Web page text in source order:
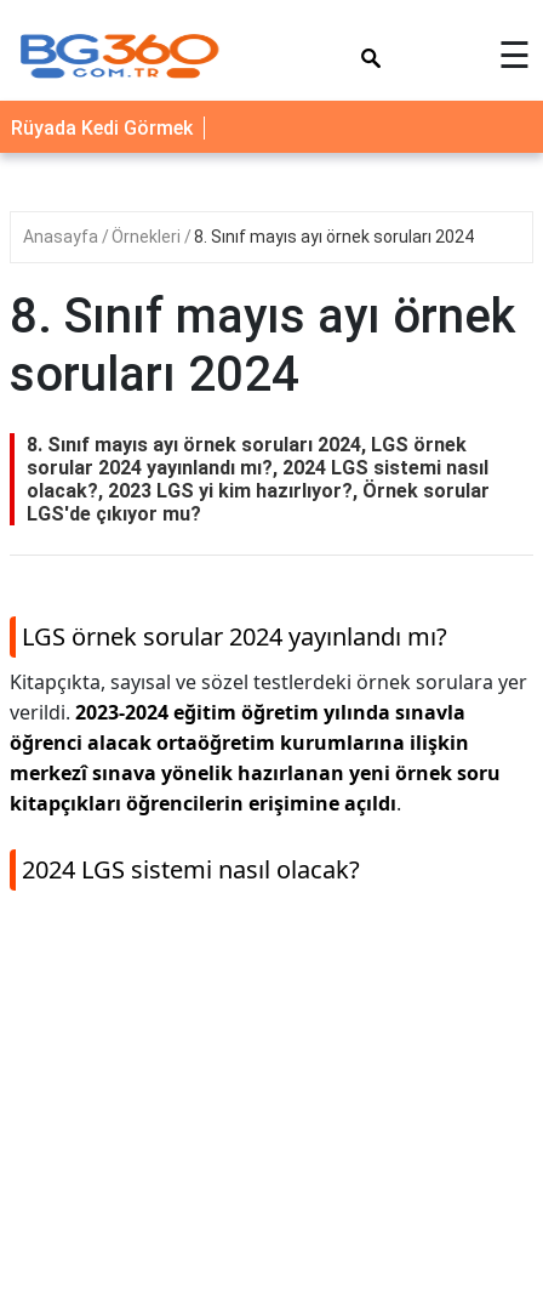
YEMEK
TARİFLERİ
SAĞLIK
İLETİŞİM
☰
Rüyada Kedi Görmek
Anasayfa Örnekleri 8. Sınıf mayıs ayı örnek soruları 2024
8. Sınıf mayıs ayı örnek
soruları 2024
8. Sınıf mayıs ayı örnek soruları 2024, LGS örnek
sorular 2024 yayınlandı mı?, 2024 LGS sistemi nasıl
olacak?, 2023 LGS yi kim hazırlıyor?, Örnek sorular
LGS'de çıkıyor mu?
LGS örnek sorular 2024 yayınlandı mı?
Kitapçıkta, sayısal ve sözel testlerdeki örnek sorulara yer
verildi. 2023-2024 eğitim öğretim yılında sınavla
öğrenci alacak ortaöğretim kurumlarına ilişkin
merkezî sınava yönelik hazırlanan yeni örnek soru
kitapçıkları öğrencilerin erişimine açıldı.
2024 LGS sistemi nasıl olacak?